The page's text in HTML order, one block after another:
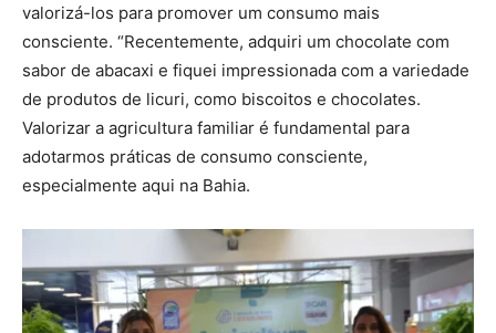
valorizá-los para promover um consumo mais
consciente. “Recentemente, adquiri um chocolate com
sabor de abacaxi e fiquei impressionada com a variedade
de produtos de licuri, como biscoitos e chocolates.
Valorizar a agricultura familiar é fundamental para
adotarmos práticas de consumo consciente,
especialmente aqui na Bahia.